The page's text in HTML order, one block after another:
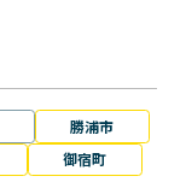
勝浦市
御宿町